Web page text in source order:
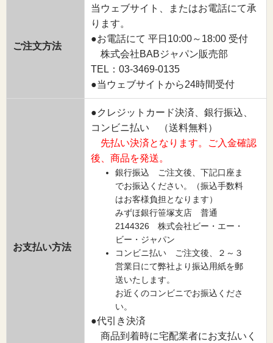
ご注文方法
当ウェブサイト、またはお電話にて承
ります。
●お電話にて 平日10:00～18:00 受付
株式会社BABジャパン販売部
TEL：03-3469-0135
●当ウェブサイトから24時間受付
お支払い方法
●クレジットカード決済、銀行振込、
コンビニ払い （送料無料）
先払い決済となります。ご入金確認
後、商品を発送。
銀行振込 ご注文後、下記口座ま
でお振込ください。（振込手数料
はお客様負担となります）
みずほ銀行笹塚支店 普通
2144326 株式会社ビー・エー・
ビー・ジャパン
コンビニ払い ご注文後、２～３
営業日にて弊社より振込用紙を郵
送いたします。
お近くのコンビニでお振込くださ
い。
●代引き決済
商品到着時に宅配業者にお支払いく